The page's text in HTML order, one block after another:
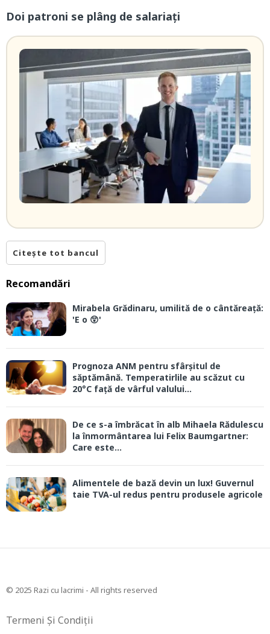
Doi patroni se plâng de salariați
Citește tot bancul
Recomandări
Mirabela Grădinaru, umilită de o cântăreață:
'E o 😲'
Prognoza ANM pentru sfârșitul de
săptămână. Temperatirlile au scăzut cu
20°C față de vârful valului...
De ce s-a îmbrăcat în alb Mihaela Rădulescu
la înmormântarea lui Felix Baumgartner:
Care este...
Alimentele de bază devin un lux! Guvernul
taie TVA-ul redus pentru produsele agricole
© 2025 Razi cu lacrimi - All rights reserved
Termeni Și Condiții